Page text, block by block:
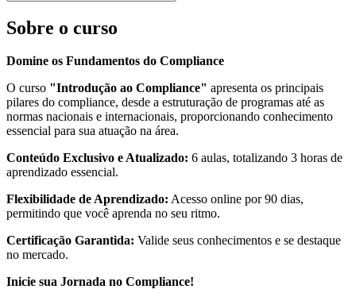
Sobre o curso
Domine os Fundamentos do Compliance
O curso "Introdução ao Compliance" apresenta os principais
pilares do compliance, desde a estruturação de programas até as
normas nacionais e internacionais, proporcionando conhecimento
essencial para sua atuação na área.
Conteúdo Exclusivo e Atualizado: 6 aulas, totalizando 3 horas de
aprendizado essencial.
Flexibilidade de Aprendizado: Acesso online por 90 dias,
permitindo que você aprenda no seu ritmo.
Certificação Garantida: Valide seus conhecimentos e se destaque
no mercado.
Inicie sua Jornada no Compliance!